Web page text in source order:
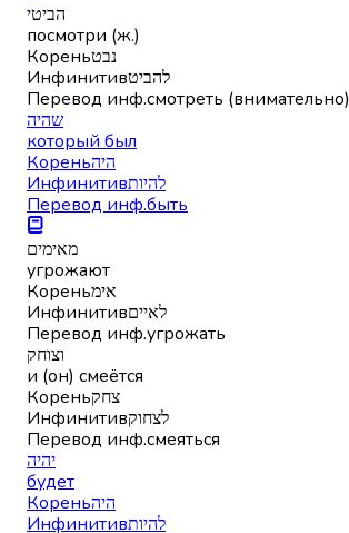
הביטי
посмотри (ж.)
Кореньנבט
Инфинитивלהביט
Перевод инф.смотреть (внимательно)
שהיה
который был
Кореньהיה
Инфинитивלהיות
Перевод инф.быть
מאימים
угрожают
Кореньאימ
Инфинитивלאיים
Перевод инф.угрожать
וצוחק
и (он) смеётся
Кореньצחק
Инфинитивלצחוק
Перевод инф.смеяться
יהיה
будет
Кореньהיה
Инфинитивלהיות